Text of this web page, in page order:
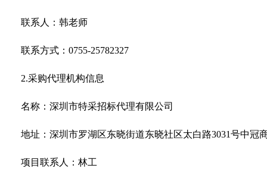
联系人：韩老师
联系方式： 0755-25782327
2.采购代理机构信息
名称：深圳市特采招标代理有限公司
地址：深圳市罗湖区东晓街道东晓社区太白路3031号中冠
项目联系人：林工